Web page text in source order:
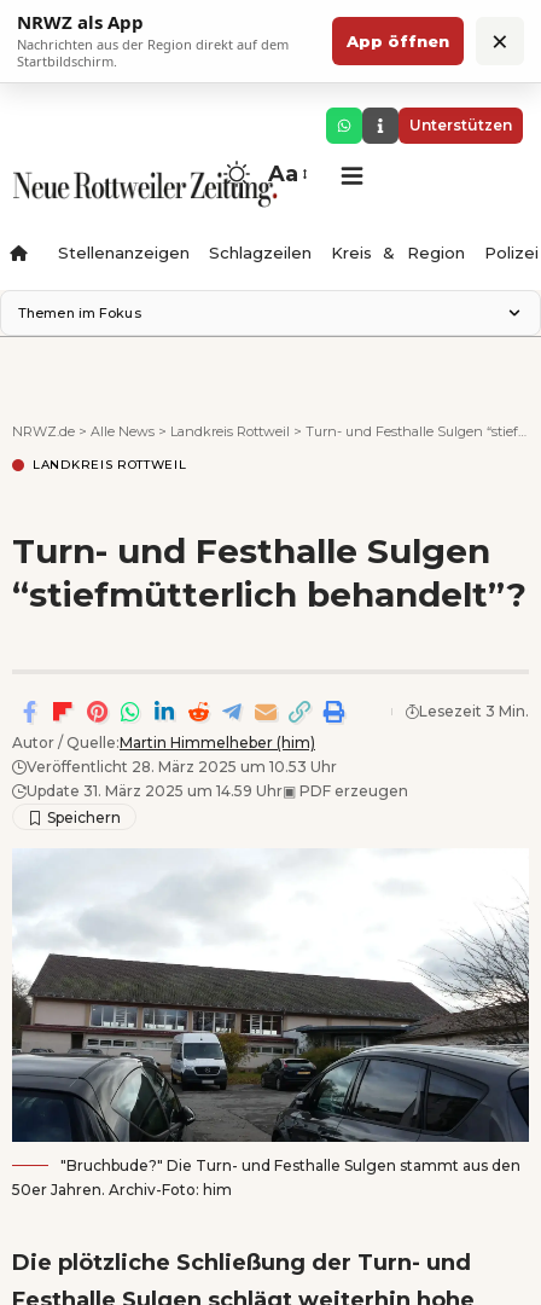
NRWZ als App
Nachrichten aus der Region direkt auf dem
Startbildschirm.
App öffnen ×
Unterstützen
Aa
Stellenanzeigen Schlagzeilen Kreis & Region Polizei
Themen im Fokus
Ferienzauber '26
Testturm
Wenn Orte erzählen ...
- Anzeige -
NRWZ.de > Alle News > Landkreis Rottweil > Turn- und Festhalle Sulgen “stiefmütterlich behandelt”?
LANDKREIS ROTTWEIL
Turn- und Festhalle Sulgen
“stiefmütterlich behandelt”?
Autor / Quelle:Martin Himmelheber (him)
Veröffentlicht 28. März 2025 um 10.53 Uhr
Update 31. März 2025 um 14.59 Uhr▣ PDF erzeugen
Lesezeit 3 Min.
"Bruchbude?" Die Turn- und Festhalle Sulgen stammt aus den
50er Jahren. Archiv-Foto: him
Die plötzliche Schließung der Turn- und